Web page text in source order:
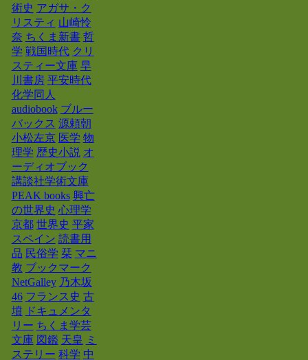
術史 アガサ・ク
リスティ 山崎怜
奈 ちくま新書 哲
学 戦国時代 クリ
スティー文庫 早
川書房 平安時代
化学同人
audiobook ブルー
バックス 源頼朝
小松左京 医学 物
理学 歴史小説 オ
ーディオブック
講談社学術文庫
PEAK books 興亡
の世界史 心理学
京都 世界史 平家
スペイン 読書用
品 民俗学 栞 マニ
教 ブックマーク
NetGalley 乃木坂
46 フランス史 古
墳 ドキュメンタ
リー ちくま学芸
文庫 図鑑 天皇 ミ
ステリー 科学 中